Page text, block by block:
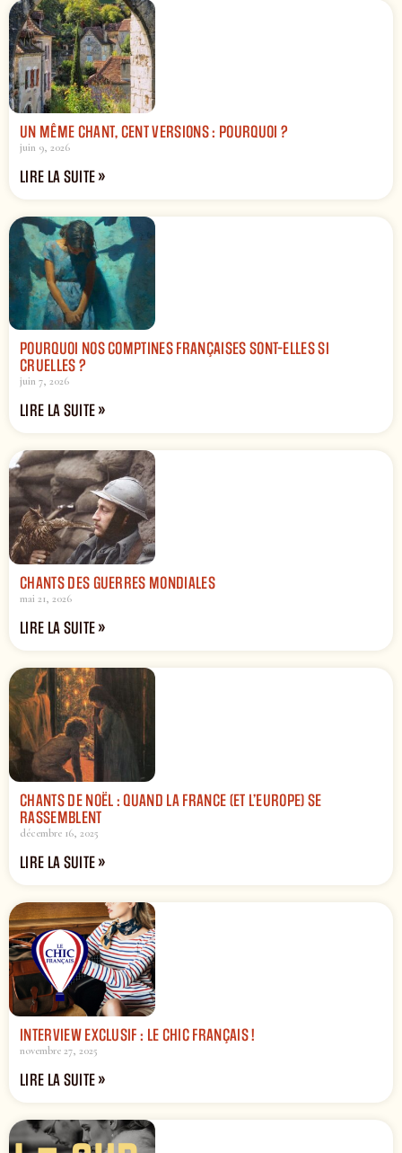
UN MÊME CHANT, CENT VERSIONS : POURQUOI ?
juin 9, 2026
LIRE LA SUITE »
POURQUOI NOS COMPTINES FRANÇAISES SONT-ELLES SI
CRUELLES ?
juin 7, 2026
LIRE LA SUITE »
CHANTS DES GUERRES MONDIALES
mai 21, 2026
LIRE LA SUITE »
CHANTS DE NOËL : QUAND LA FRANCE (ET L’EUROPE) SE
RASSEMBLENT
décembre 16, 2025
LIRE LA SUITE »
INTERVIEW EXCLUSIF : LE CHIC FRANÇAIS !
novembre 27, 2025
LIRE LA SUITE »